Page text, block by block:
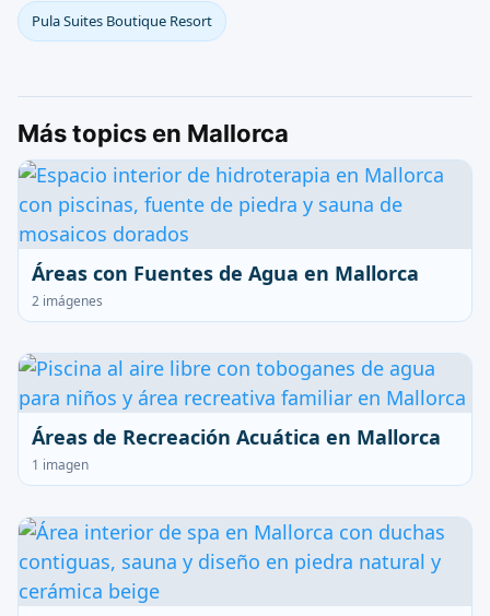
Pula Suites Boutique Resort
Más topics en Mallorca
Áreas con Fuentes de Agua en Mallorca
2 imágenes
Áreas de Recreación Acuática en Mallorca
1 imagen